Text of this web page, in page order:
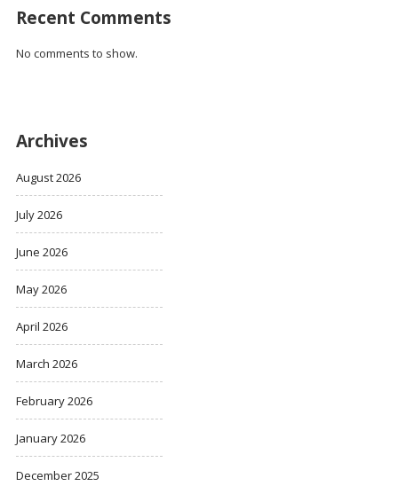
Recent Comments
No comments to show.
Archives
August 2026
July 2026
June 2026
May 2026
April 2026
March 2026
February 2026
January 2026
December 2025